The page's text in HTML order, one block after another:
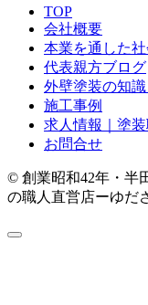
TOP
会社概要
本業を通した
代表親方ブログ
外壁塗装の知
施工事例
求人情報｜塗装
お問合せ
© 創業昭和42年・半
の職人直営店ーゆだ